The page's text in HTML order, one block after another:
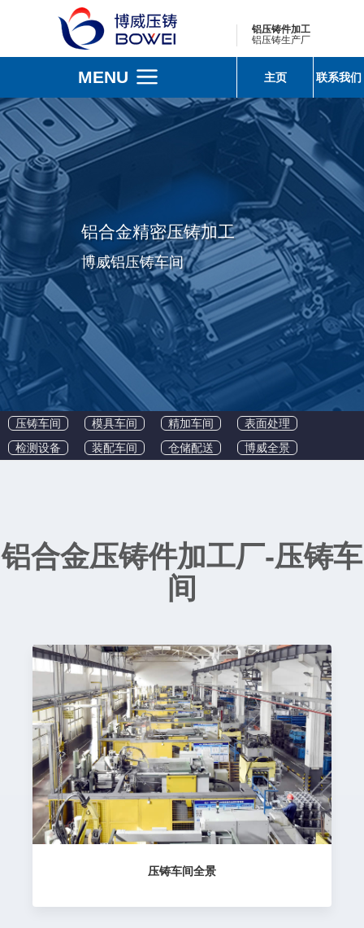
铝压铸件加工
铝压铸生产厂
MENU 主页 联系我们
铝合金精密压铸加工
博威铝压铸车间
压铸车间 模具车间 精加车间
表面处理
检测设备
装配车间 仓储配送 博威全景
铝合金压铸件加工厂-压铸车
间
压铸车间全景